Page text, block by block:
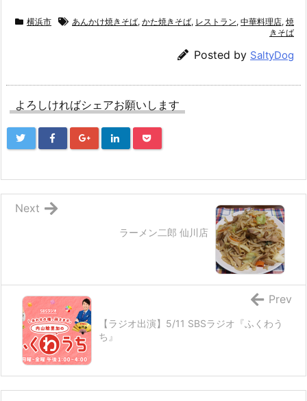
横浜市 あんかけ焼きそば, かた焼きそば, レストラン, 中華料理店, 焼
きそば
Posted by SaltyDog
よろしければシェアお願いします
ラーメン二郎 仙川店
Next
【ラジオ出演】5/11 SBSラジオ『ふくわう
ち』
Prev